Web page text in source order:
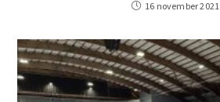
16 november 2021